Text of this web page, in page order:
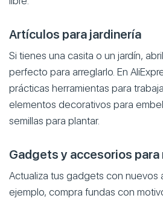
Artículos para jardinería
Si tienes una casita o un jardín,
perfecto para arreglarlo. En
prácticas herramientas para
elementos decorativos para
semillas para plantar.
Gadgets y accesorios
Actualiza tus gadgets con nuevos
ejemplo, compra fundas con